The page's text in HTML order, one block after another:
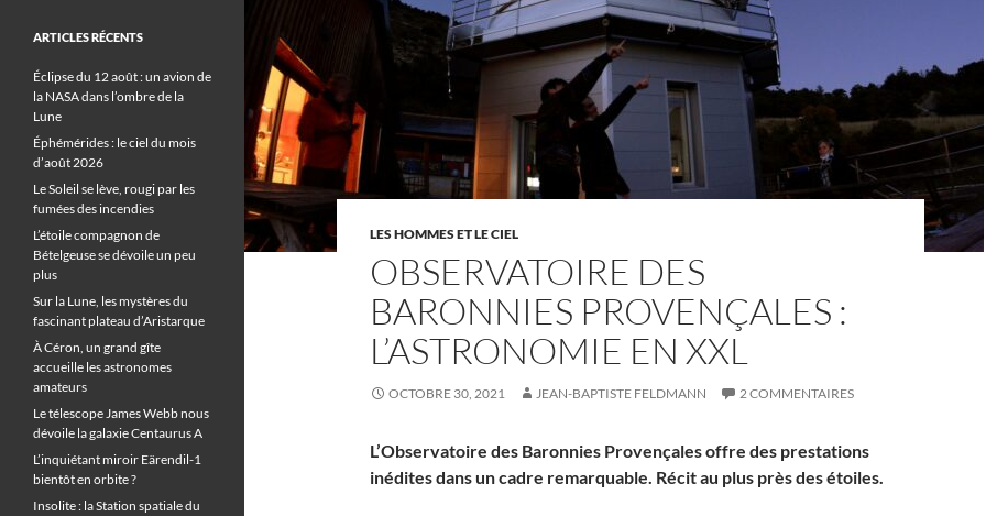
LES HOMMES ET LE CIEL
OBSERVATOIRE DES
BARONNIES PROVENÇALES :
L’ASTRONOMIE EN XXL
OCTOBRE 30, 2021 JEAN-BAPTISTE FELDMANN 2 COMMENTAIRES
L’Observatoire des Baronnies Provençales offre des prestations
inédites dans un cadre remarquable. Récit au plus près des étoiles.
ARTICLES RÉCENTS
Éclipse du 12 août : un avion de
la NASA dans l’ombre de la
Lune
Éphémérides : le ciel du mois
d’août 2026
Le Soleil se lève, rougi par les
fumées des incendies
L’étoile compagnon de
Bételgeuse se dévoile un peu
plus
Sur la Lune, les mystères du
fascinant plateau d’Aristarque
À Céron, un grand gîte
accueille les astronomes
amateurs
Le télescope James Webb nous
dévoile la galaxie Centaurus A
L’inquiétant miroir Eärendil-1
bientôt en orbite ?
Insolite : la Station spatiale du